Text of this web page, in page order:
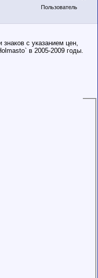
Пользователь
с указанием цен,
в 2005-2009 годы.